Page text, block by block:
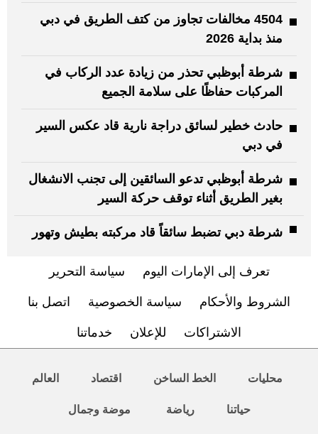
4504 مخالفات تجاوز من كتف الطريق في دبي
منذ بداية 2026
شرطة أبوظبي تحذر من زيادة عدد الركاب في
المركبات حفاظًا على سلامة الجميع
حادث خطير لسائق دراجة نارية قاد عكس السير
في دبي
شرطة أبوظبي تدعو السائقين إلى تجنب الانشغال
بغير الطريق أثناء توقف حركة السير
شرطة دبي تضبط سائقاً قاد مركبته بطيش وتهور
تعرف إلى الإمارات اليوم سياسة التحرير
الشروط والأحكام سياسة الخصوصية اتصل بنا
الاشتراكات للإعلان خدماتنا
محليات الخط الساخن اقتصاد العالم
حياتنا رياضة موضة وجمال